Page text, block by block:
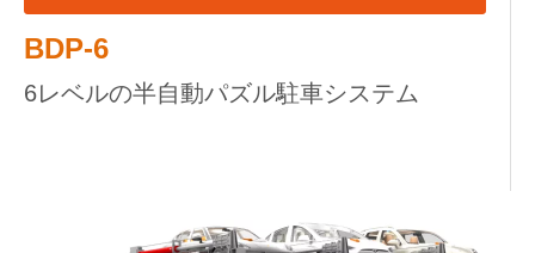
BDP-6
6レベルの半自動パズル駐車システム